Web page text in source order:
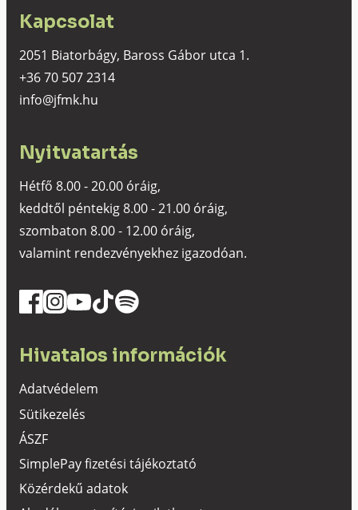
Kapcsolat
2051 Biatorbágy, Baross Gábor utca 1.
+36 70 507 2314
info@jfmk.hu
Nyitvatartás
Hétfő 8.00 - 20.00 óráig,
keddtől péntekig 8.00 - 21.00 óráig,
szombaton 8.00 - 12.00 óráig,
valamint rendezvényekhez igazodóan.
Hivatalos információk
Adatvédelem
Sütikezelés
ÁSZF
SimplePay fizetési tájékoztató
Közérdekű adatok